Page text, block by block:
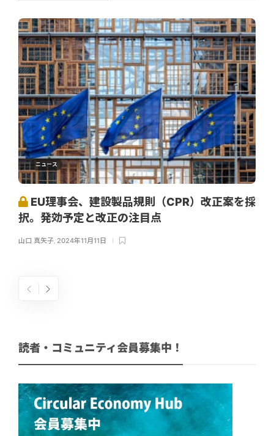
ニュース
EU理事会、建設製品規則（CPR）改正案を採
択。発効予定と改正の注目点
山口 真矢子, 2024年11月11日
読者・コミュニティ会員募集中！